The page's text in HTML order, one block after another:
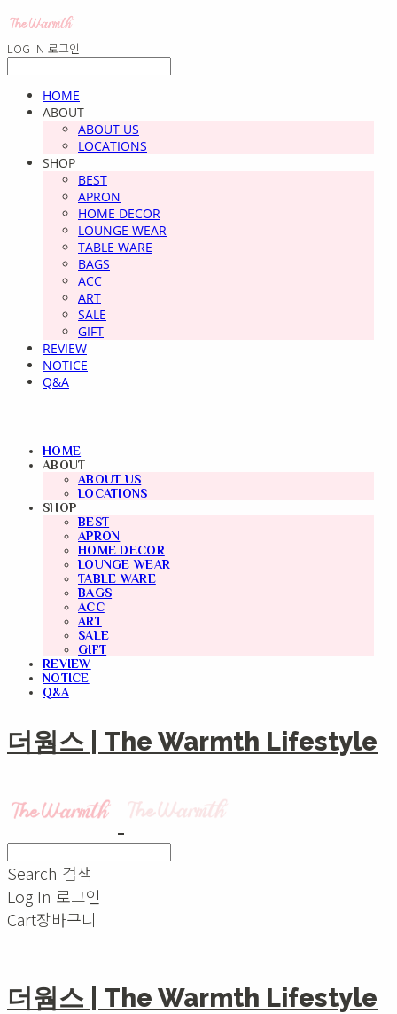
LOG IN 로그인
HOME
ABOUT
ABOUT US
LOCATIONS
SHOP
BEST
APRON
HOME DECOR
LOUNGE WEAR
TABLE WARE
BAGS
ACC
ART
SALE
GIFT
REVIEW
NOTICE
Q&A
HOME
ABOUT
ABOUT US
LOCATIONS
SHOP
BEST
APRON
HOME DECOR
LOUNGE WEAR
TABLE WARE
BAGS
ACC
ART
SALE
GIFT
REVIEW
NOTICE
Q&A
더웜스 | The Warmth Lifestyle
Search 검색
Log In 로그인
Cart장바구니
더웜스 | The Warmth Lifestyle